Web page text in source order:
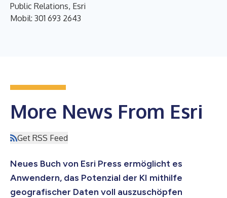
Public Relations, Esri
Mobil: 301 693 2643
More News From Esri
Get RSS Feed
Neues Buch von Esri Press ermöglicht es
Anwendern, das Potenzial der KI mithilfe
geografischer Daten voll auszuschöpfen